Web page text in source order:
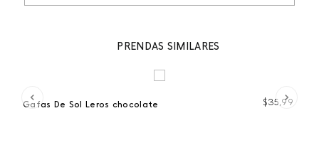
PRENDAS SIMILARES
Gafas De Sol Leros chocolate $35,99